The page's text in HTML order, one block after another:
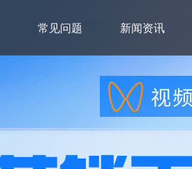
常见问题 新闻资讯